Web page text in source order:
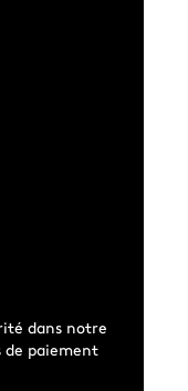
dans notre
de paiement